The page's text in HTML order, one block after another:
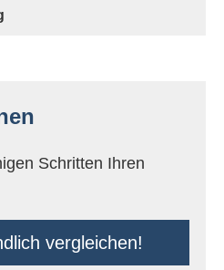
Schritten Ihren
ver­gleichen!